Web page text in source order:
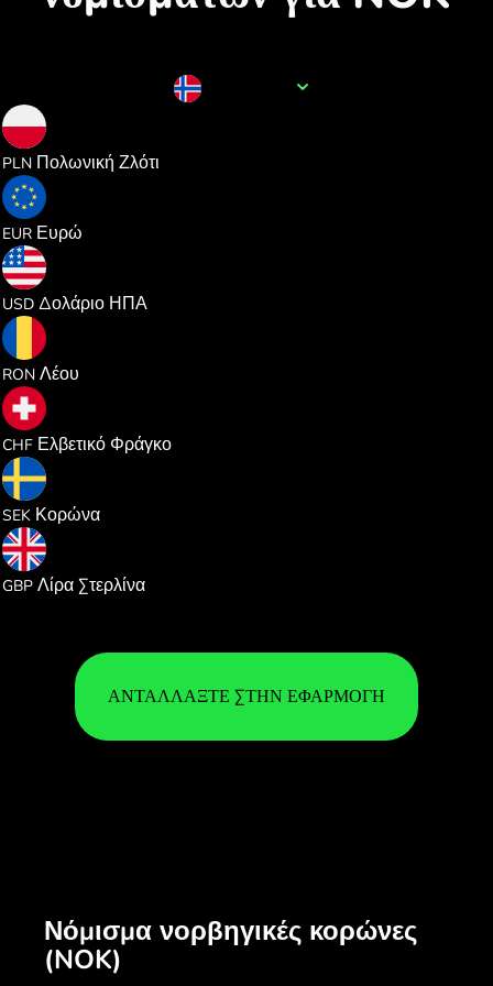
PLN Πολωνική Ζλότι
EUR Ευρώ
USD Δολάριο ΗΠΑ
RON Λέου
CHF Ελβετικό Φράγκο
SEK Κορώνα
GBP Λίρα Στερλίνα
ΑΝΤΑΛΛΆΞΤΕ ΣΤΗΝ ΕΦΑΡΜΟΓΉ
Νόμισμα νορβηγικές κορώνες
(NOK)